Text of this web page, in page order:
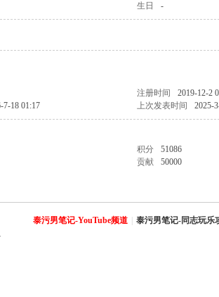
生日 -
注册时间
2019-12-2
7-18 01:17 上次发表时间 2025-
积分
51086
贡献
50000
泰污男笔记-YouTube频道 泰污男笔记-同志玩乐